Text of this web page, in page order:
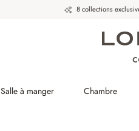
8 collections
Salle à manger Chambre